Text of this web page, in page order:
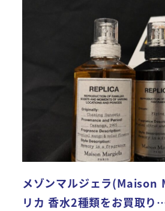
メゾンマルジェラ
リカ 香水2種類をお買取り